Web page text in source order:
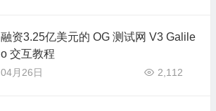
融资3.25亿美元的 OG 测试网 V3 Galile
o 交互教程
04月26日 2,112